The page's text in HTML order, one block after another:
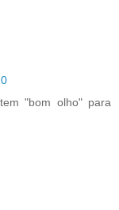
"bom olho" para